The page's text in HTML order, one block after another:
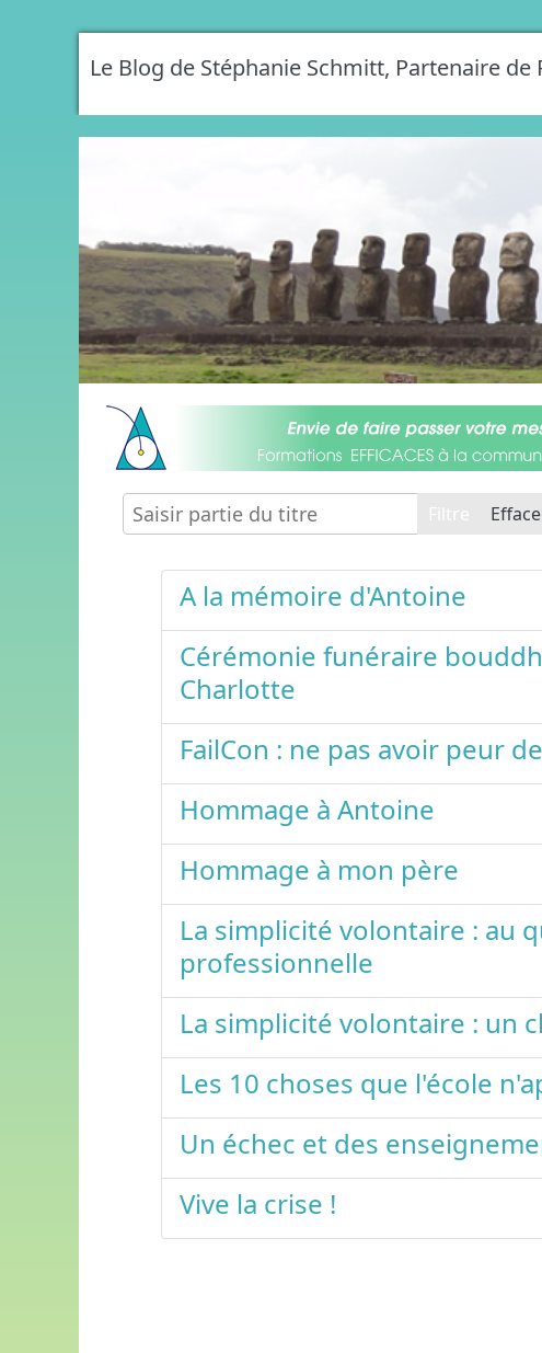
Le Blog de Stéphanie Schmitt, Partenaire de
Saisir partie du titre
A la mémoire d'Antoine
Cérémonie funéraire
Charlotte
FailCon : ne pas avoir peur
Hommage à Antoine
Hommage à mon père
La simplicité volontaire : au
professionnelle
La simplicité volontaire : un
Les 10 choses que l'école
Un échec et des
Vive la crise !